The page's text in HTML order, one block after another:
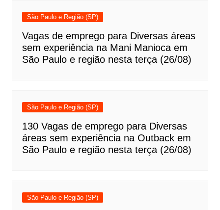
São Paulo e Região (SP)
Vagas de emprego para Diversas áreas
sem experiência na Mani Manioca em
São Paulo e região nesta terça (26/08)
São Paulo e Região (SP)
130 Vagas de emprego para Diversas
áreas sem experiência na Outback em
São Paulo e região nesta terça (26/08)
São Paulo e Região (SP)